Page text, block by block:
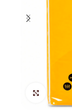
Hacer